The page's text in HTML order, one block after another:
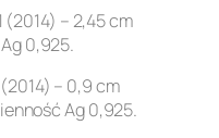
(2014) – 2,45 cm
0,925.
(2014) – 0,9 cm
Ag 0,925.